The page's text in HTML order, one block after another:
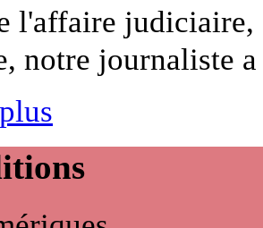
l'affaire judiciaire,
notre journaliste